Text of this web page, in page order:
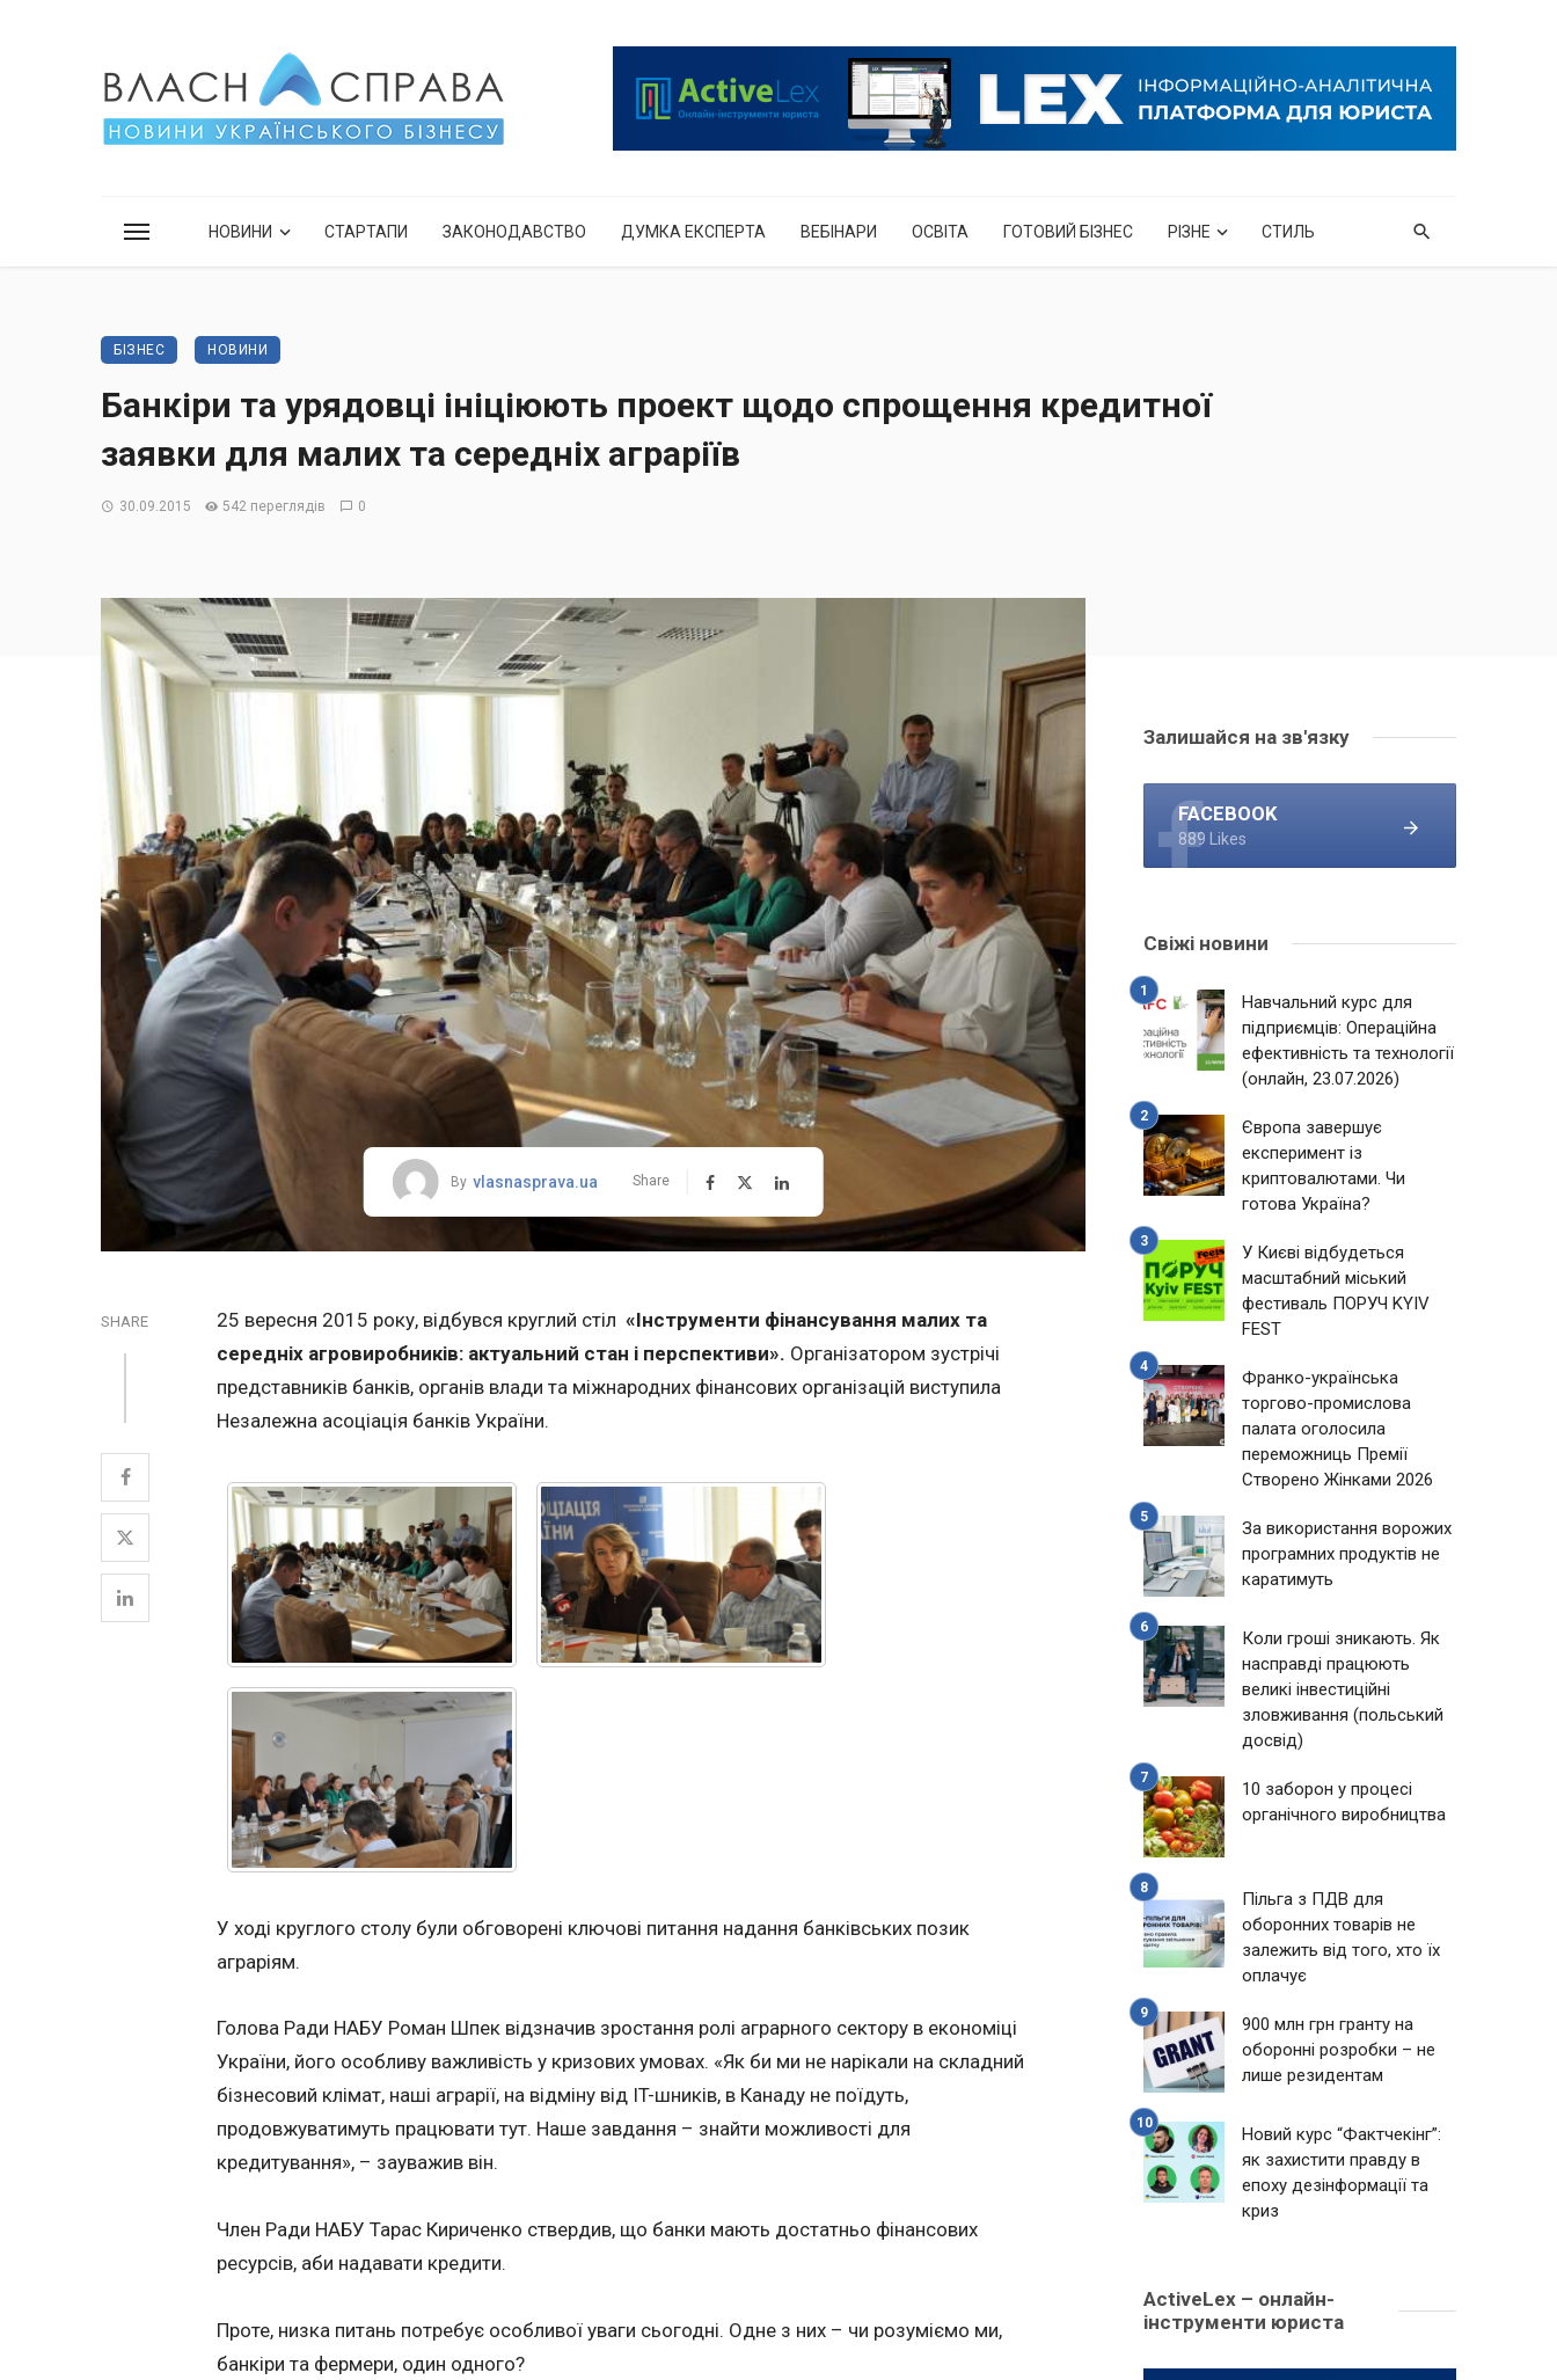
НОВИНИ СТАРТАПИ ЗАКОНОДАВСТВО ДУМКА ЕКСПЕРТА ВЕБІНАРИ ОСВІТА ГОТОВИЙ БІЗНЕС РІЗНЕ СТИЛЬ
БІЗНЕС НОВИНИ
Банкіри та урядовці ініціюють проект щодо спрощення кредитної
заявки для малих та середніх аграріїв
30.09.2015 542 переглядів 0
By vlasnasprava.ua Share
SHARE 25 вересня 2015 року, відбувся круглий стіл «Інструменти фінансування малих та
середніх агровиробників: актуальний стан і перспективи». Організатором зустрічі
представників банків, органів влади та міжнародних фінансових організацій виступила
Незалежна асоціація банків України.
У ході круглого столу були обговорені ключові питання надання банківських позик
аграріям.
Голова Ради НАБУ Роман Шпек відзначив зростання ролі аграрного сектору в економіці
України, його особливу важливість у кризових умовах. «Як би ми не нарікали на складний
бізнесовий клімат, наші аграрії, на відміну від IT-шників, в Канаду не поїдуть,
продовжуватимуть працювати тут. Наше завдання – знайти можливості для
кредитування», – зауважив він.
Член Ради НАБУ Тарас Кириченко ствердив, що банки мають достатньо фінансових
ресурсів, аби надавати кредити.
Проте, низка питань потребує особливої уваги сьогодні. Одне з них – чи розуміємо ми,
банкіри та фермери, один одного?
Залишайся на зв'язку
FACEBOOK
889 Likes
Свіжі новини
Навчальний курс для
підприємців: Операційна
ефективність та технології
(онлайн, 23.07.2026)
Європа завершує
експеримент із
криптовалютами. Чи
готова Україна?
У Києві відбудеться
масштабний міський
фестиваль ПОРУЧ KYIV
FEST
Франко-українська
торгово-промислова
палата оголосила
переможниць Премії
Створено Жінками 2026
За використання ворожих
програмних продуктів не
каратимуть
Коли гроші зникають. Як
насправді працюють
великі інвестиційні
зловживання (польський
досвід)
10 заборон у процесі
органічного виробництва
Пільга з ПДВ для
оборонних товарів не
залежить від того, хто їх
оплачує
900 млн грн гранту на
оборонні розробки – не
лише резидентам
Новий курс “Фактчекінг”:
як захистити правду в
епоху дезінформації та
криз
ActiveLex – онлайн-
інструменти юриста